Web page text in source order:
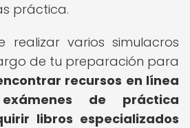
práctica.
realizar varios simulacros
de tu preparación para
recursos en línea
de práctica
libros especializados